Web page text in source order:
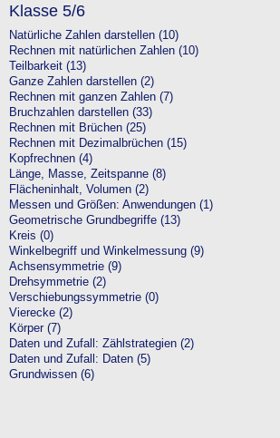
Klasse 5/6
Natürliche Zahlen darstellen (10)
Rechnen mit natürlichen Zahlen (10)
Teilbarkeit (13)
Ganze Zahlen darstellen (2)
Rechnen mit ganzen Zahlen (7)
Bruchzahlen darstellen (33)
Rechnen mit Brüchen (25)
Rechnen mit Dezimalbrüchen (15)
Kopfrechnen (4)
Länge, Masse, Zeitspanne (8)
Flächeninhalt, Volumen (2)
Messen und Größen: Anwendungen (1)
Geometrische Grundbegriffe (13)
Kreis (0)
Winkelbegriff und Winkelmessung (9)
Achsensymmetrie (9)
Drehsymmetrie (2)
Verschiebungssymmetrie (0)
Vierecke (2)
Körper (7)
Daten und Zufall: Zählstrategien (2)
Daten und Zufall: Daten (5)
Grundwissen (6)